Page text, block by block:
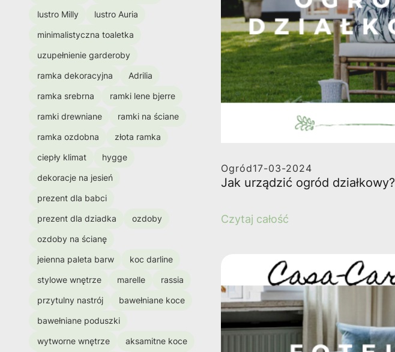
lustro Milly
lustro Auria
minimalistyczna toaletka
uzupełnienie garderoby
ramka dekoracyjna
Adrilia
ramka srebrna
ramki lene bjerre
ramki drewniane
ramki na ściane
ramka ozdobna
złota ramka
ciepły klimat
hygge
dekoracje na jesień
prezent dla babci
prezent dla dziadka
ozdoby
ozdoby na ścianę
jeienna paleta barw
koc darline
stylowe wnętrze
marelle
rassia
przytulny nastrój
bawełniane koce
bawełniane poduszki
wytworne wnętrze
aksamitne koce
Ogród17-03-2024
Jak urządzić ogród działkowy?
Czytaj całość